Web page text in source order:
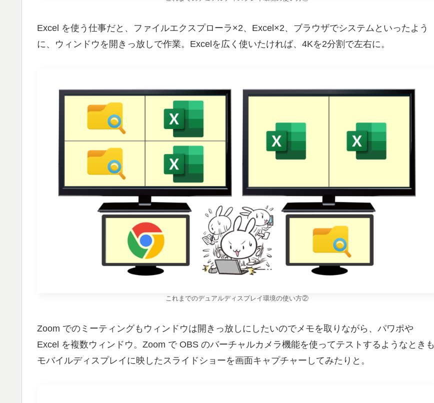
Excel を使う仕事だと、ファイルエクスプローラ×2、Excel×2、ブラウザでシステムといったよう
に、ウィンドウを開きっ放しで作業。Excelを広く使いたければ、4Kを2分割で左右に。
これまでのデュアルディスプレイ環境の使い方②
Zoom でのミーティングもウィンドウは開きっ放しにしたいのでメモを取りながら、パワポや
Excel を複数ウィンドウ。Zoom で OBS のバーチャルカメラ機能を使ってテストするようなときも
モバイルディスプレイに映したスライドショーを画面キャプチャーしてみたりと。